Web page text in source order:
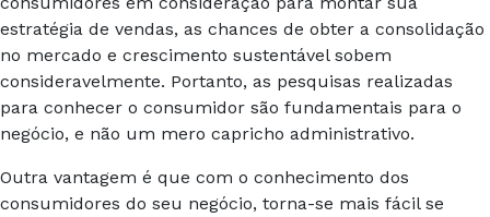
estratégia de vendas, as chances de obter a consolidação
no mercado e crescimento sustentável sobem
consideravelmente. Portanto, as pesquisas realizadas
para conhecer o consumidor são fundamentais para o
negócio, e não um mero capricho administrativo.
Outra vantagem é que com o conhecimento dos
consumidores do seu negócio, torna-se mais fácil se